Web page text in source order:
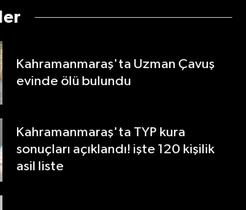
Kahramanmaraş'ta Uzman Çavuş
evinde ölü bulundu
Kahramanmaraş'ta TYP kura
sonuçları açıklandı! işte 120 kişilik
asil liste